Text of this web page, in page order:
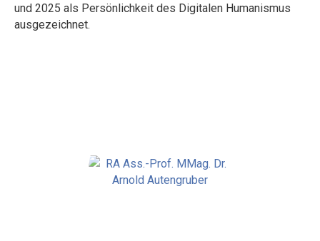
und 2025 als Persönlichkeit des Digitalen Humanismus
ausgezeichnet.